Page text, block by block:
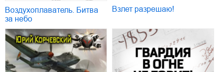
Воздухоплаватель. Битва
за небо
Взлет разрешаю!